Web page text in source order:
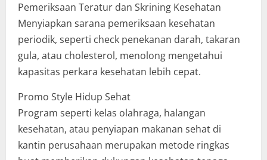
Pemeriksaan Teratur dan Skrining Kesehatan
Menyiapkan sarana pemeriksaan kesehatan
periodik, seperti check penekanan darah, takaran
gula, atau cholesterol, menolong mengetahui
kapasitas perkara kesehatan lebih cepat.
Promo Style Hidup Sehat
Program seperti kelas olahraga, halangan
kesehatan, atau penyiapan makanan sehat di
kantin perusahaan merupakan metode ringkas